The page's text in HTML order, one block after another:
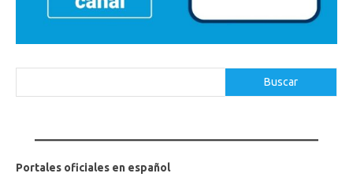
Buscar
Portales oficiales en español